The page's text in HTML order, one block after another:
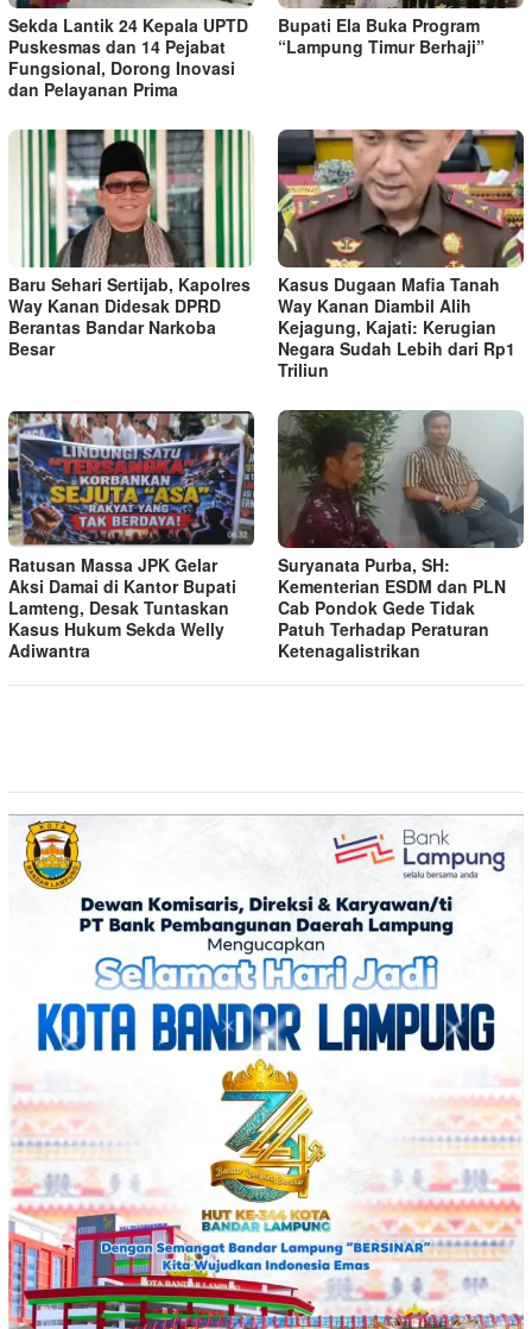
‎Sekda Lantik 24 Kepala UPTD
Puskesmas dan 14 Pejabat
Fungsional, Dorong Inovasi
dan Pelayanan Prima ‎
Bupati Ela Buka Program
“Lampung Timur Berhaji”
Baru Sehari Sertijab, Kapolres
Way Kanan Didesak DPRD
Berantas Bandar Narkoba
Besar
Kasus Dugaan Mafia Tanah
Way Kanan Diambil Alih
Kejagung, Kajati: Kerugian
Negara Sudah Lebih dari Rp1
Triliun
Ratusan Massa JPK Gelar
Aksi Damai di Kantor Bupati
Lamteng, Desak Tuntaskan
Kasus Hukum Sekda Welly
Adiwantra
Suryanata Purba, SH:
Kementerian ESDM dan PLN
Cab Pondok Gede Tidak
Patuh Terhadap Peraturan
Ketenagalistrikan